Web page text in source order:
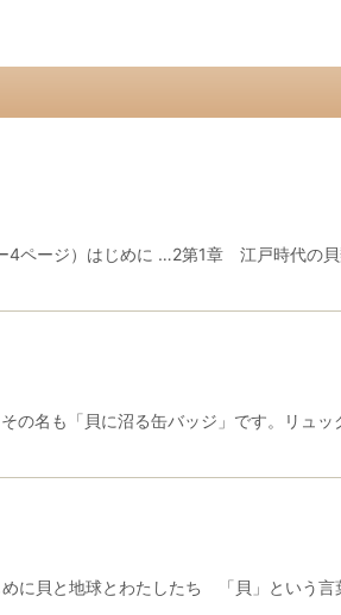
ページ）はじめに …2第1章 江戸時代の貝
の名も「貝に沼る缶バッジ」です。リュッ
に貝と地球とわたしたち 「貝」という言